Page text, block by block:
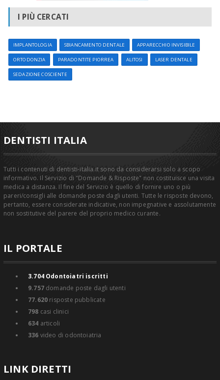
I PIÙ CERCATI
IMPLANTOLOGIA SBIANCAMENTO DENTALE APPARECCHIO INVISIBILE
ORTODONZIA PARADONTITE PIORREA ALITOSI LASER DENTALE
SEDAZIONE COSCIENTE
DENTISTI ITALIA
Tutti i contenuti di dentisti-italia.it sono da considerarsi solo a scopo
informativo. Il Servizio di "Domande & Risposte" non costituisce una visita
medica a distanza. Il fine del Servizio è quello di fornire uno o più
pareri/consigli alle domande poste dagli utenti. Tutte le risposte devono,
pertanto, essere considerate indicative, non impegnative e assolutamente
non sostitutive del parere del proprio medico curante.
IL PORTALE
3.704Odontoiatri iscritti
9.757domande poste dagli utenti
77.620 risposte pubblicate
798 casi clinici
634 articoli
336 video di odontoiatria
LINK DIRETTI